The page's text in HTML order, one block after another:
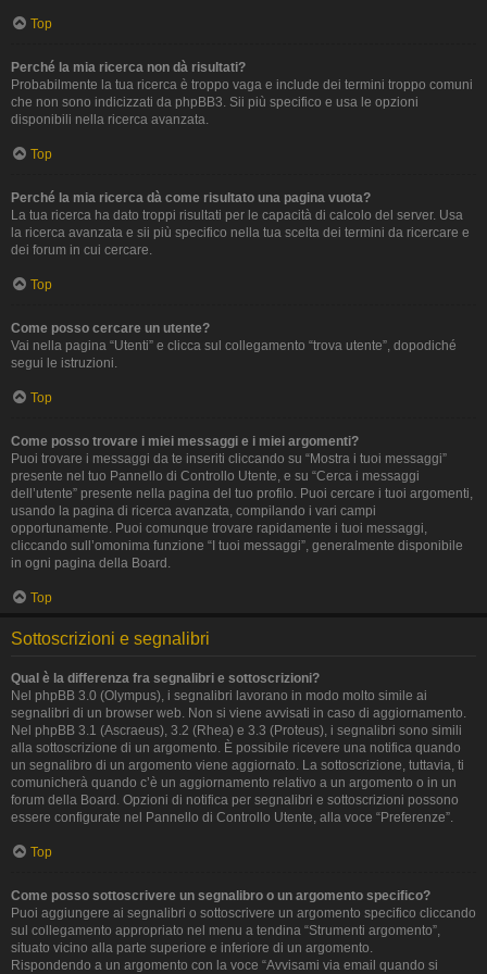
Top
Perché la mia ricerca non dà risultati?
Probabilmente la tua ricerca è troppo vaga e include dei termini troppo comuni
che non sono indicizzati da phpBB3. Sii più specifico e usa le opzioni
disponibili nella ricerca avanzata.
Top
Perché la mia ricerca dà come risultato una pagina vuota?
La tua ricerca ha dato troppi risultati per le capacità di calcolo del server. Usa
la ricerca avanzata e sii più specifico nella tua scelta dei termini da ricercare e
dei forum in cui cercare.
Top
Come posso cercare un utente?
Vai nella pagina “Utenti” e clicca sul collegamento “trova utente”, dopodiché
segui le istruzioni.
Top
Come posso trovare i miei messaggi e i miei argomenti?
Puoi trovare i messaggi da te inseriti cliccando su “Mostra i tuoi messaggi”
presente nel tuo Pannello di Controllo Utente, e su “Cerca i messaggi
dell’utente” presente nella pagina del tuo profilo. Puoi cercare i tuoi argomenti,
usando la pagina di ricerca avanzata, compilando i vari campi
opportunamente. Puoi comunque trovare rapidamente i tuoi messaggi,
cliccando sull’omonima funzione “I tuoi messaggi”, generalmente disponibile
in ogni pagina della Board.
Top
Sottoscrizioni e segnalibri
Qual è la differenza fra segnalibri e sottoscrizioni?
Nel phpBB 3.0 (Olympus), i segnalibri lavorano in modo molto simile ai
segnalibri di un browser web. Non si viene avvisati in caso di aggiornamento.
Nel phpBB 3.1 (Ascraeus), 3.2 (Rhea) e 3.3 (Proteus), i segnalibri sono simili
alla sottoscrizione di un argomento. È possibile ricevere una notifica quando
un segnalibro di un argomento viene aggiornato. La sottoscrizione, tuttavia, ti
comunicherà quando c’è un aggiornamento relativo a un argomento o in un
forum della Board. Opzioni di notifica per segnalibri e sottoscrizioni possono
essere configurate nel Pannello di Controllo Utente, alla voce “Preferenze”.
Top
Come posso sottoscrivere un segnalibro o un argomento specifico?
Puoi aggiungere ai segnalibri o sottoscrivere un argomento specifico cliccando
sul collegamento appropriato nel menu a tendina “Strumenti argomento”,
situato vicino alla parte superiore e inferiore di un argomento.
Rispondendo a un argomento con la voce “Avvisami via email quando si